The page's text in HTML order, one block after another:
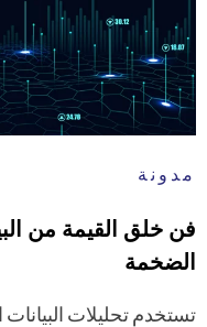
مدونة
فن خلق القيمة من
الضخمة
تستخدم تحليلات